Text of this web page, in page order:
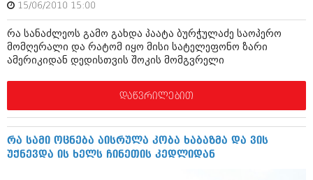
დეკემბერი 2009 (510)
ოქტომბერი 2009 (382)
სექტემბერი 2009 (541)
აგვისტო 2009 (14)
ივლისი 2009 (118)
თებერვალი 0216 (1)
დეკემბერი 0215 (1)
აგვისტო 0215 (2)
აგვისტო 0212 (1)
15/06/2010 15:00
რა სანაძლეოს გამო გახდა პაატა ბურჭულაძე საოპერო
მომღერალი და რატომ იყო მისი სატელეფონო ზარი
ამერიკიდან დედისთვის შოკის მომგვრელი
დაწვრილებით
რა სამი ოცნება აისრულა კობა ხაბაზმა და ვის
უქნევდა ის ხელს ჩინეთის კედლიდან